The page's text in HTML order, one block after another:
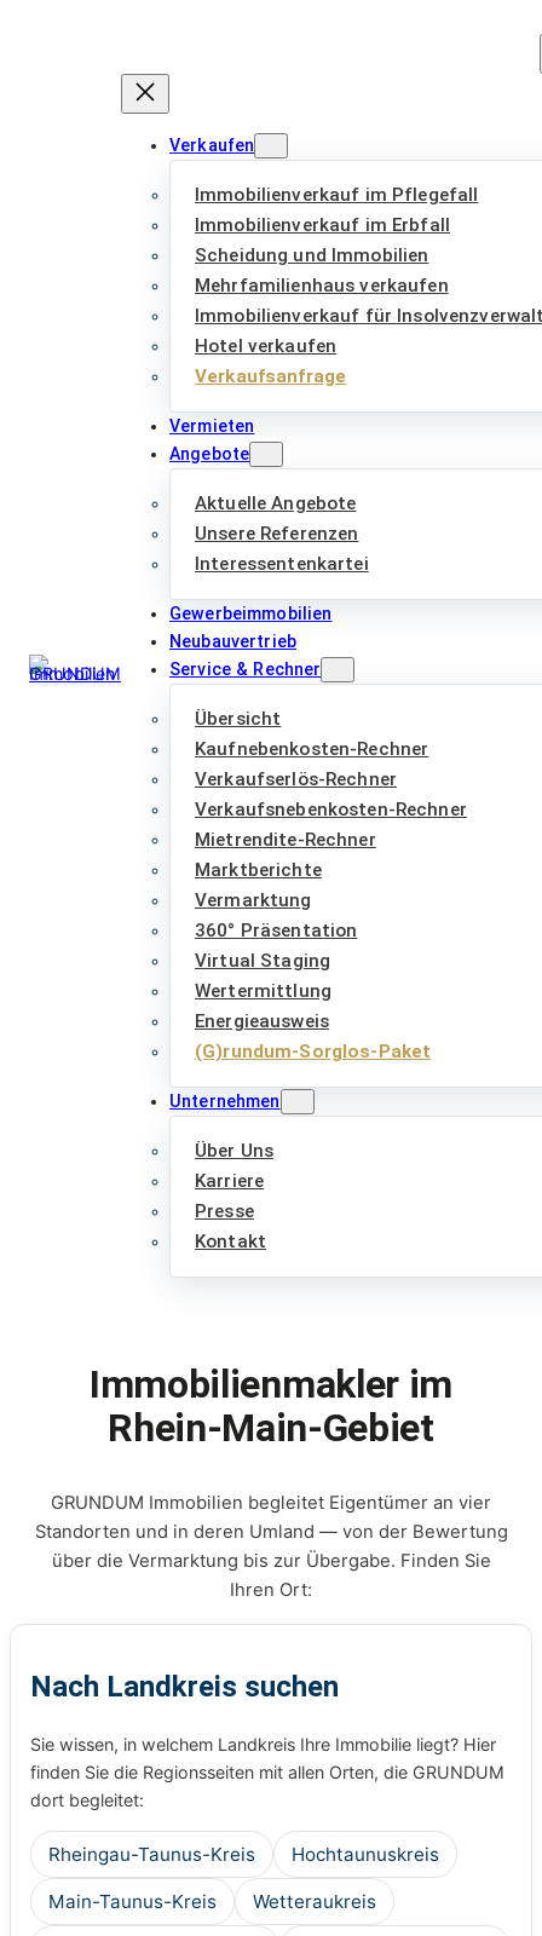
Verkaufen
Immobilienverkauf im Pflegefall
Immobilienverkauf im Erbfall
Scheidung und Immobilien
Mehrfamilienhaus verkaufen
Immobilienverkauf für
Hotel verkaufen
Verkaufsanfrage
Vermieten
Angebote
Aktuelle Angebote
Unsere Referenzen
Interessentenkartei
Gewerbeimmobilien
Neubauvertrieb
Service & Rechner
Übersicht
Kaufnebenkosten-Rechner
Verkaufserlös-Rechner
Verkaufsnebenkosten-Rechner
Mietrendite-Rechner
Marktberichte
Vermarktung
360° Präsentation
Virtual Staging
Wertermittlung
Energieausweis
(G)rundum-Sorglos-Paket
Unternehmen
Über Uns
Karriere
Presse
Kontakt
Immobilienmakler im
Rhein-Main-Gebiet
GRUNDUM Immobilien begleitet Eigentümer an vier
Standorten und in deren Umland — von der Bewertung
über die Vermarktung bis zur Übergabe. Finden Sie
Ihren Ort:
Nach Landkreis suchen
Sie wissen, in welchem Landkreis Ihre Immobilie liegt? Hier
finden Sie die Regionsseiten mit allen Orten, die GRUNDUM
dort begleitet:
Rheingau-Taunus-Kreis Hochtaunuskreis
Main-Taunus-Kreis Wetteraukreis